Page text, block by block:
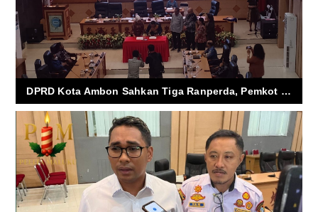
DPRD Kota Ambon Sahkan Tiga Ranperda, Pemkot Diminta Segera Siapkan Aturan Teknis